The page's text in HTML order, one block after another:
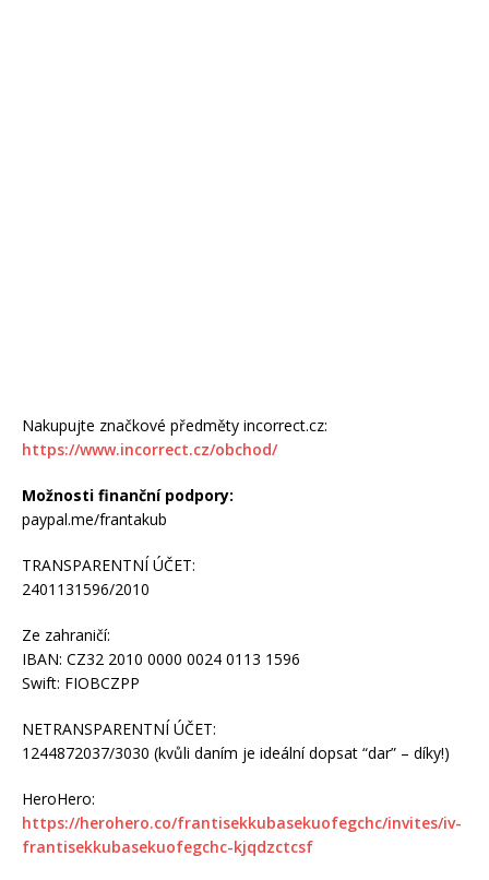
Nakupujte značkové předměty incorrect.cz:
https://www.incorrect.cz/obchod/
Možnosti finanční podpory:
paypal.me/frantakub
TRANSPARENTNÍ ÚČET:
2401131596/2010
Ze zahraničí:
IBAN: CZ32 2010 0000 0024 0113 1596
Swift: FIOBCZPP
NETRANSPARENTNÍ ÚČET:
1244872037/3030 (kvůli daním je ideální dopsat “dar” – díky!)
HeroHero:
https://herohero.co/frantisekkubasekuofegchc/invites/iv-
frantisekkubasekuofegchc-kjqdzctcsf